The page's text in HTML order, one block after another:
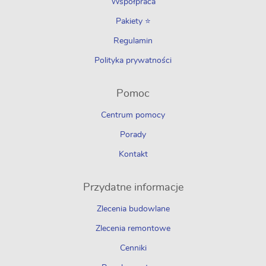
Współpraca
Pakiety ⭐
Regulamin
Polityka prywatności
Pomoc
Centrum pomocy
Porady
Kontakt
Przydatne informacje
Zlecenia budowlane
Zlecenia remontowe
Cenniki